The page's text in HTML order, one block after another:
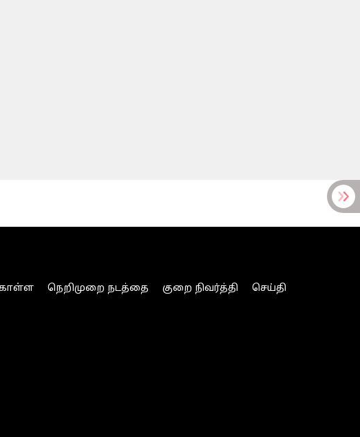
நெறிமுறை நடத்தை குறை நிவர்த்தி
செய்தி